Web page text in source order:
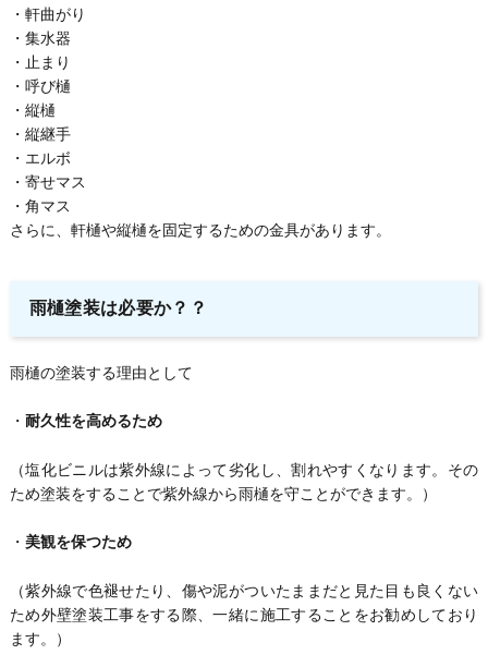
・軒曲がり
・集水器
・止まり
・呼び樋
・縦樋
・縦継手
・エルボ
・寄せマス
・角マス
さらに、軒樋や縦樋を固定するための金具があります。
雨樋塗装は必要か？？
雨樋の塗装する理由として
・ 耐久性を高めるため
（塩化ビニルは紫外線によって劣化し、割れやすくなります。その
ため塗装をすることで紫外線から雨樋を守ことができます。）
・ 美観を保つため
（紫外線で色褪せたり、傷や泥がついたままだと見た目も良くない
ため外壁塗装工事をする際、一緒に施工することをお勧めしており
ます。）